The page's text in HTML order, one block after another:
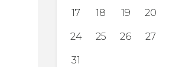
17
18 19 20
24
25 26 27
31